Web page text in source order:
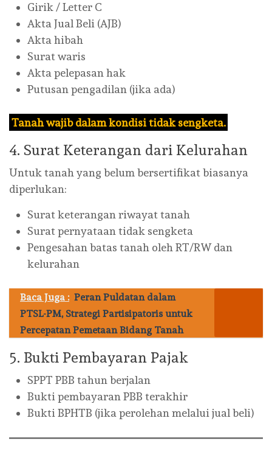
Girik / Letter C
Akta Jual Beli (AJB)
Akta hibah
Surat waris
Akta pelepasan hak
Putusan pengadilan (jika ada)
Tanah wajib dalam kondisi tidak sengketa.
4. Surat Keterangan dari Kelurahan
Untuk tanah yang belum bersertifikat biasanya
diperlukan:
Surat keterangan riwayat tanah
Surat pernyataan tidak sengketa
Pengesahan batas tanah oleh RT/RW dan
kelurahan
Baca Juga : Peran Puldatan dalam
PTSL-PM, Strategi Partisipatoris untuk
Percepatan Pemetaan Bidang Tanah
5. Bukti Pembayaran Pajak
SPPT PBB tahun berjalan
Bukti pembayaran PBB terakhir
Bukti BPHTB (jika perolehan melalui jual beli)